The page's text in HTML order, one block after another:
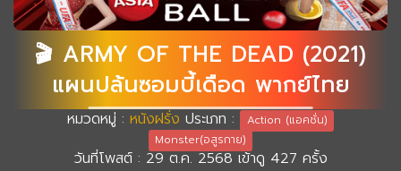
🎬 ARMY OF THE DEAD (2021)
แผนปล้นซอมบี้เดือด พากย์ไทย
หมวดหมู่ :หนังฝรั่ง ประเภท : Action (แอคชั่น)
Monster(อสูรกาย)
วันที่โพสต์ : 29 ต.ค. 2568 เข้าดู 427 ครั้ง